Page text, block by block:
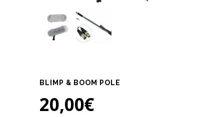
BLIMP & BOOM POLE
20,00€